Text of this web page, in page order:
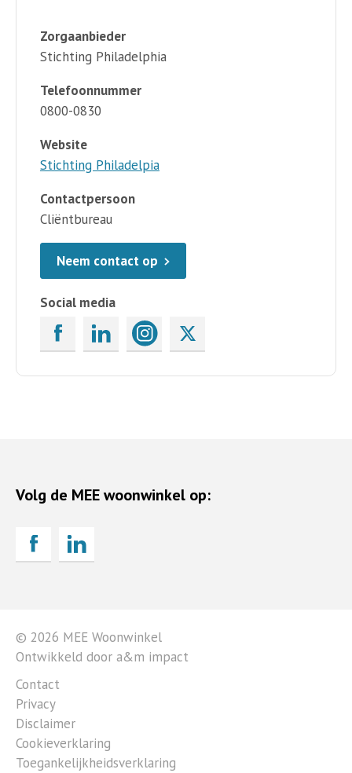
Zorgaanbieder
Stichting Philadelphia
Telefoonnummer
0800-0830
Website
Stichting Philadelpia
Contactpersoon
Cliëntbureau
Neem contact op
Social media
Volg de MEE woonwinkel op:
© 2026 MEE Woonwinkel
Ontwikkeld door a&m impact
Contact
Privacy
Disclaimer
Cookieverklaring
Toegankelijkheidsverklaring